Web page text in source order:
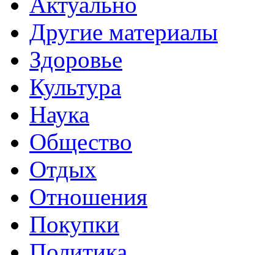
Другие материалы
Здоровье
Культура
Наука
Общество
Отдых
Отношения
Покупки